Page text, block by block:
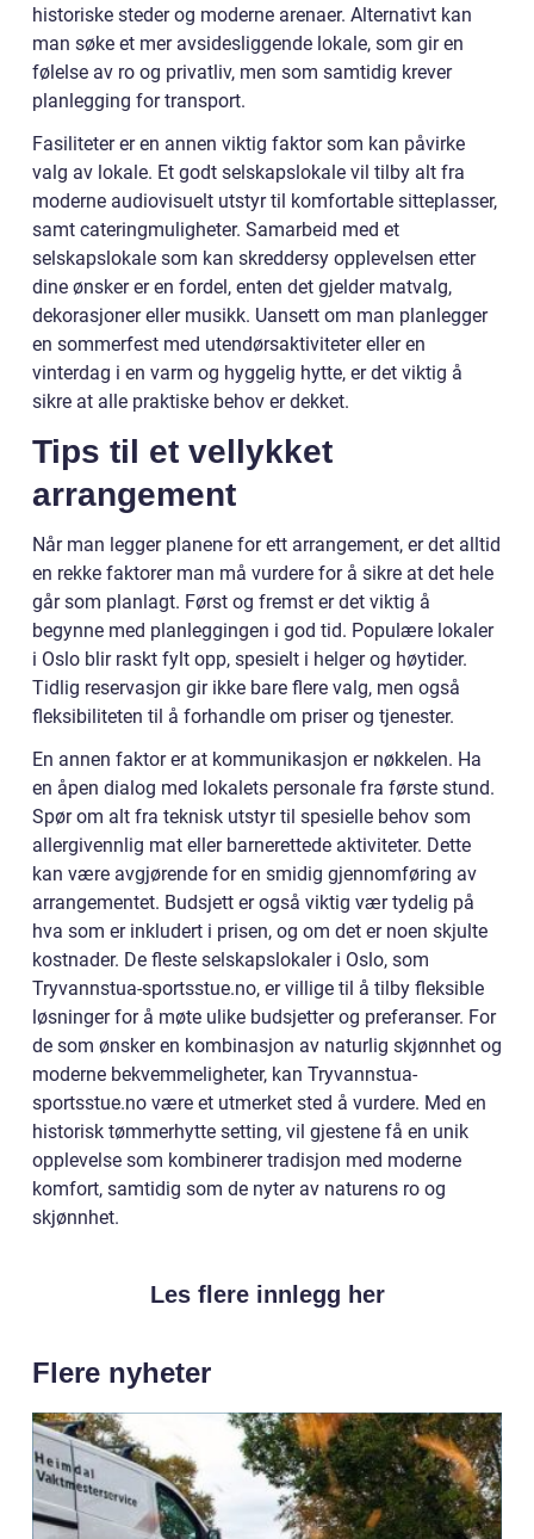
historiske steder og moderne arenaer. Alternativt kan
man søke et mer avsidesliggende lokale, som gir en
følelse av ro og privatliv, men som samtidig krever
planlegging for transport.
Fasiliteter er en annen viktig faktor som kan påvirke
valg av lokale. Et godt selskapslokale vil tilby alt fra
moderne audiovisuelt utstyr til komfortable sitteplasser,
samt cateringmuligheter. Samarbeid med et
selskapslokale som kan skreddersy opplevelsen etter
dine ønsker er en fordel, enten det gjelder matvalg,
dekorasjoner eller musikk. Uansett om man planlegger
en sommerfest med utendørsaktiviteter eller en
vinterdag i en varm og hyggelig hytte, er det viktig å
sikre at alle praktiske behov er dekket.
Tips til et vellykket
arrangement
Når man legger planene for ett arrangement, er det alltid
en rekke faktorer man må vurdere for å sikre at det hele
går som planlagt. Først og fremst er det viktig å
begynne med planleggingen i god tid. Populære lokaler
i Oslo blir raskt fylt opp, spesielt i helger og høytider.
Tidlig reservasjon gir ikke bare flere valg, men også
fleksibiliteten til å forhandle om priser og tjenester.
En annen faktor er at kommunikasjon er nøkkelen. Ha
en åpen dialog med lokalets personale fra første stund.
Spør om alt fra teknisk utstyr til spesielle behov som
allergivennlig mat eller barnerettede aktiviteter. Dette
kan være avgjørende for en smidig gjennomføring av
arrangementet. Budsjett er også viktig vær tydelig på
hva som er inkludert i prisen, og om det er noen skjulte
kostnader. De fleste selskapslokaler i Oslo, som
Tryvannstua-sportsstue.no, er villige til å tilby fleksible
løsninger for å møte ulike budsjetter og preferanser. For
de som ønsker en kombinasjon av naturlig skjønnhet og
moderne bekvemmeligheter, kan Tryvannstua-
sportsstue.no være et utmerket sted å vurdere. Med en
historisk tømmerhytte setting, vil gjestene få en unik
opplevelse som kombinerer tradisjon med moderne
komfort, samtidig som de nyter av naturens ro og
skjønnhet.
Les flere innlegg her
Flere nyheter